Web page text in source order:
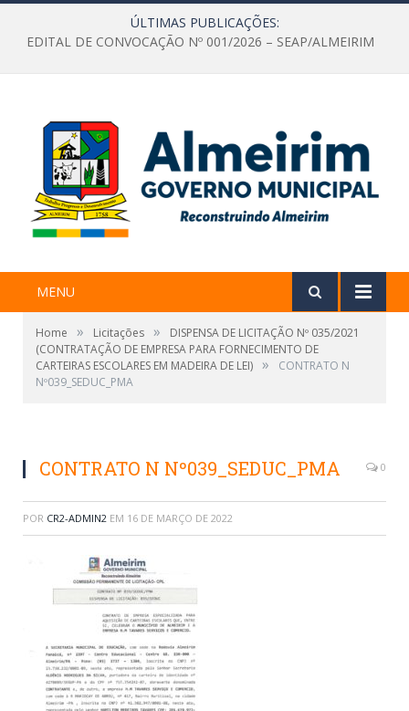
ÚLTIMAS PUBLICAÇÕES:
EDITAL DE CONVOCAÇÃO Nº 001/2026 – SEAP/ALMEIRIM
MENU
Home » Licitações »
DISPENSA DE LICITAÇÃO Nº 035/2021
(CONTRATAÇÃO DE EMPRESA PARA FORNECIMENTO DE
CARTEIRAS ESCOLARES EM MADEIRA DE LEI) »
CONTRATO N
Nº039_SEDUC_PMA
CONTRATO N Nº039_SEDUC_PMA 0
POR CR2-ADMIN2 EM 16 DE MARÇO DE 2022